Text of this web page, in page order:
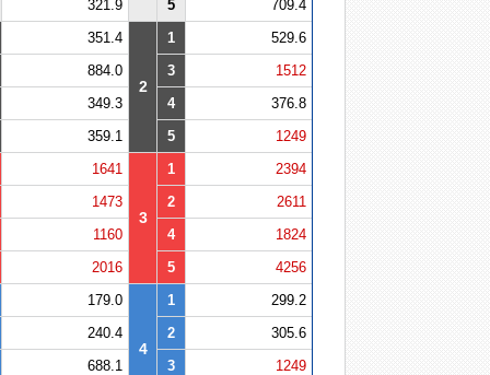
321.9 5
709.4
351.4
2
1
529.6
884.0
3
1512
349.3
4
376.8
359.1
5
1249
1641
3
1
2394
1473
2
2611
1160
4
1824
2016
5
4256
179.0
4
1
299.2
240.4
2
305.6
688.1
3
1249